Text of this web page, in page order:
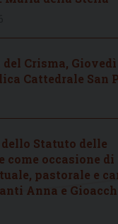
del Crisma,
Cattedrale San
Statuto delle
come occasione
pastorale e
Anna e